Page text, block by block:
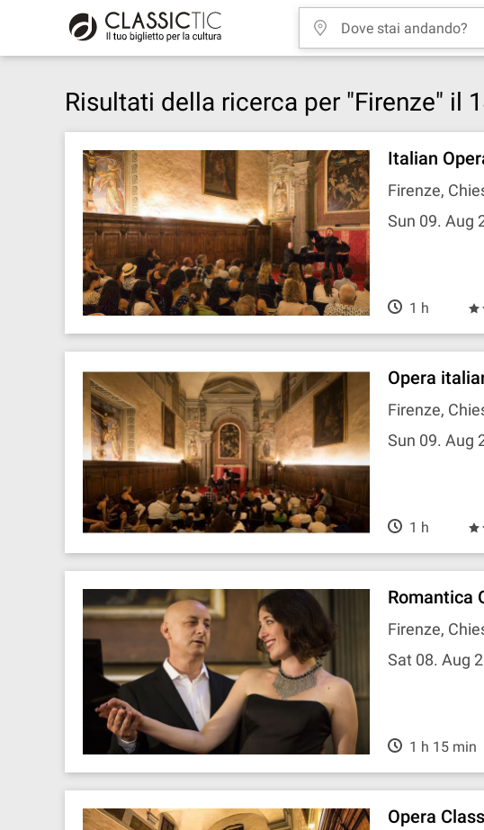
Risultati della ricerca per "Firenze" il
Italian
Firenze,
Sun 09. Aug
1 h
Opera
Firenze,
Sun 09. Aug
1 h
Romantica
Firenze,
Sat 08. Aug
1 h 15 min
Opera